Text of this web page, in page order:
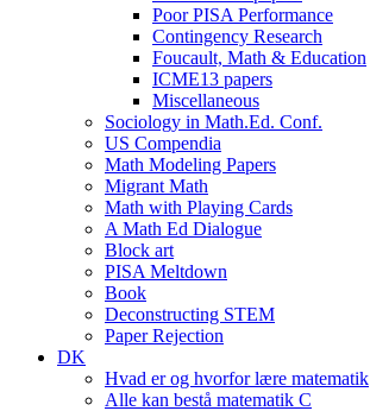
Poor PISA Performance
Contingency Research
Foucault, Math & Education
ICME13 papers
Miscellaneous
Sociology in Math.Ed. Conf.
US Compendia
Math Modeling Papers
Migrant Math
Math with Playing Cards
A Math Ed Dialogue
Block art
PISA Meltdown
Book
Deconstructing STEM
Paper Rejection
DK
Hvad er og hvorfor lære matematik
Alle kan bestå matematik C